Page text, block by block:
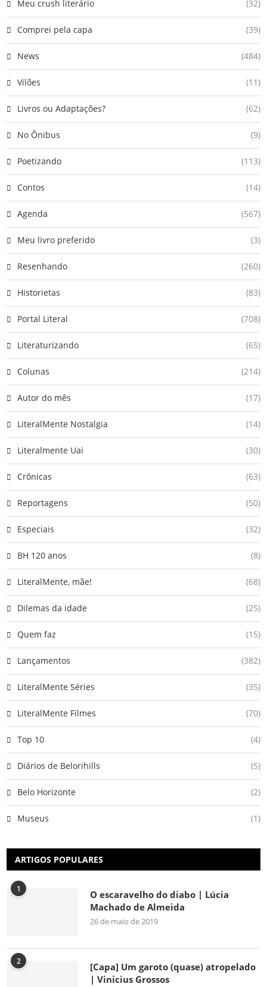
Meu crush literário (32)
Comprei pela capa (39)
News (484)
Vilões (11)
Livros ou Adaptações? (62)
No Ônibus (9)
Poetizando (113)
Contos (14)
Agenda (567)
Meu livro preferido (3)
Resenhando (260)
Historietas (83)
Portal Literal (708)
Literaturizando (65)
Colunas (214)
Autor do mês (17)
LiteralMente Nostalgia (14)
Literalmente Uai (30)
Crônicas (63)
Reportagens (50)
Especiais (32)
BH 120 anos (8)
LiteralMente, mãe! (68)
Dilemas da idade (25)
Quem faz (15)
Lançamentos (382)
LiteralMente Séries (35)
LiteralMente Filmes (70)
Top 10 (4)
Diários de Belorihills (5)
Belo Horizonte (2)
Museus (1)
ARTIGOS POPULARES
1
O escaravelho do diabo | Lúcia
Machado de Almeida
26 de maio de 2019
2
[Capa] Um garoto (quase) atropelado
| Vinicius Grossos